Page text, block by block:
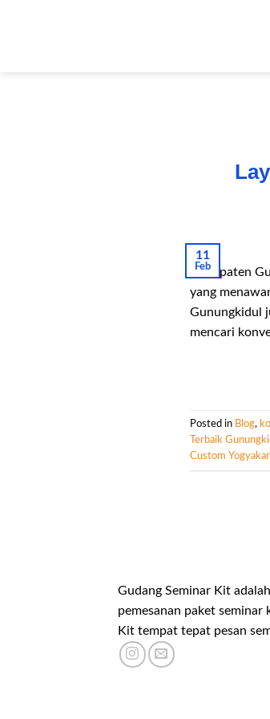
11
Feb
Kabupaten
yang
Gunungkidul
mencari
Posted in Blog,
Terbaik
Custom
Gudang Seminar Kit
pemesanan paket seminar
Kit tempat tepat pesan